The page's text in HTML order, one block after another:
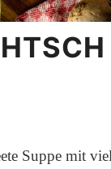
Suppe mit